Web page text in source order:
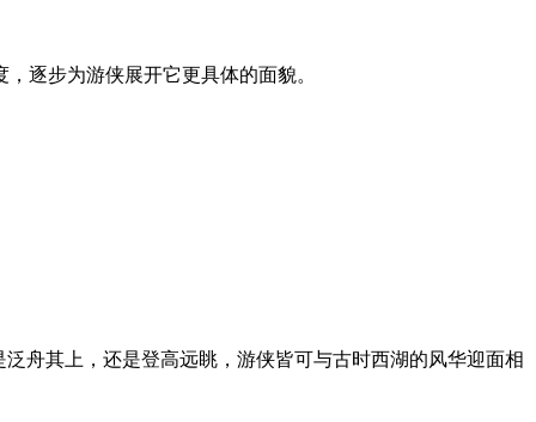
逐步为游侠展开它更具体的面貌。
舟其上，还是登高远眺，游侠皆可与古时西湖的风华迎面相